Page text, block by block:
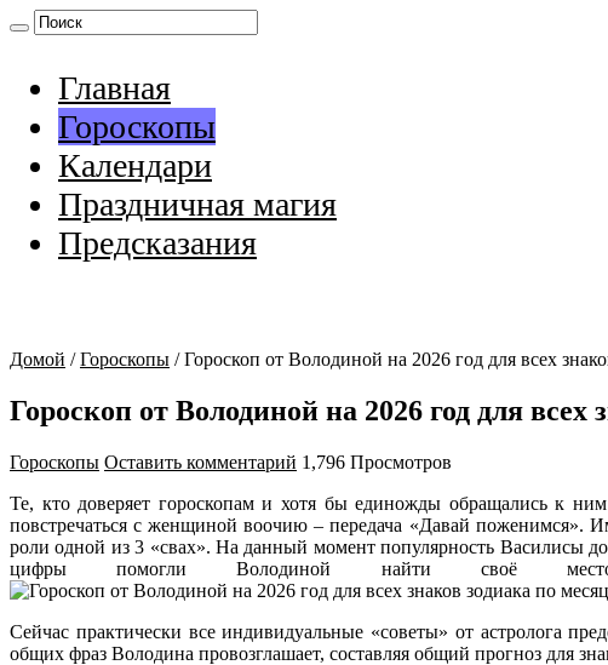
Главная
Гороскопы
Календари
Праздничная магия
Предсказания
Домой / Гороскопы / Гороскоп от Володиной на 2026 год для всех
Гороскоп от Володиной на 2026 год для всех
Гороскопы Оставить комментарий 1,796 Просмотров
Те, кто доверяет гороскопам и хотя бы единожды обращались к
повстречаться с женщиной воочию – передача «Давай поженимся».
роли одной из 3 «свах». На данный момент популярность Василисы
цифры помогли Володиной найти своё
Сейчас практически все индивидуальные «советы» от астролога
общих фраз Володина провозглашает, составляя общий прогноз для